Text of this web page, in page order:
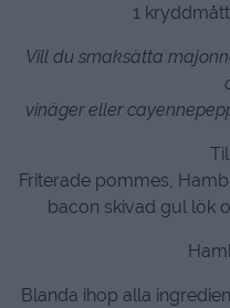
1
Vill du smaksätta
vinäger eller
Friterade pommes,
bacon skivad gul lök
Blanda ihop alla